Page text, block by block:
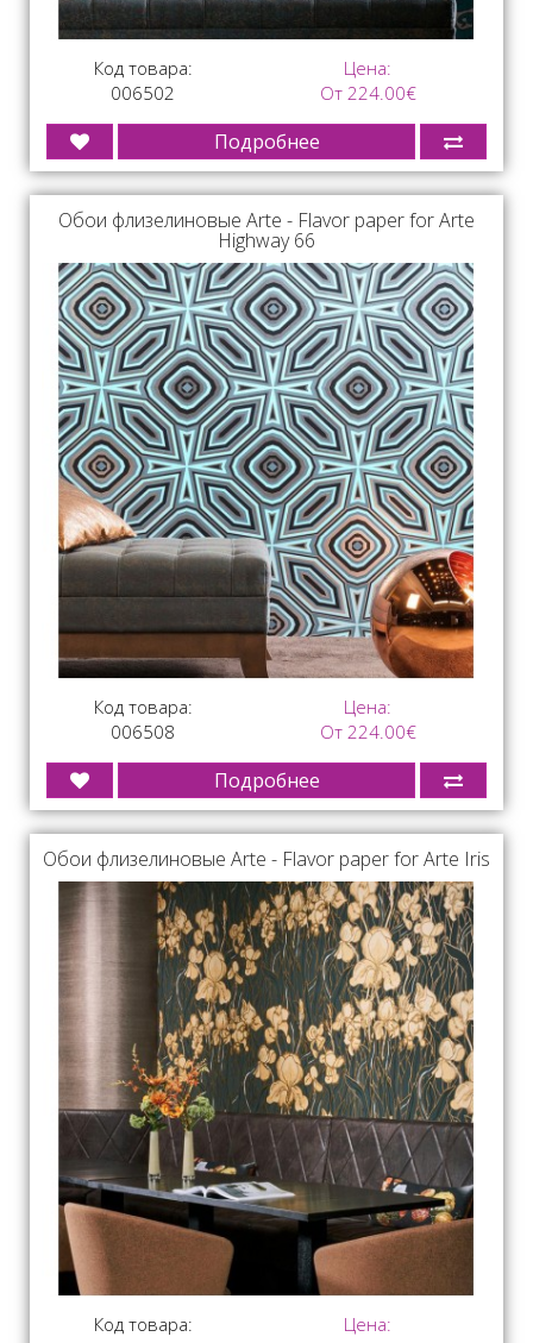
Код товара:
006502
Цена:
От 224.00€
Подробнее
Обои флизелиновые Arte - Flavor paper for Arte
Highway 66
Код товара:
006508
Цена:
От 224.00€
Подробнее
Обои флизелиновые Arte - Flavor paper for Arte Iris
Код товара:
Цена: